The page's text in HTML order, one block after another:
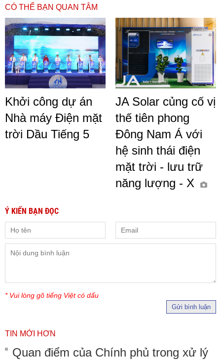
CÓ THỂ BẠN QUAN TÂM
Khởi công dự án
Nhà máy Điện mặt
trời Dầu Tiếng 5
JA Solar củng cố vị
thế tiên phong
Đông Nam Á với
hệ sinh thái điện
mặt trời - lưu trữ
năng lượng - X
Ý KIẾN BẠN ĐỌC
* Vui lòng gõ tiếng Việt có dấu
Gửi bình luận
TIN MỚI HƠN
Quan điểm của Chính phủ trong xử lý